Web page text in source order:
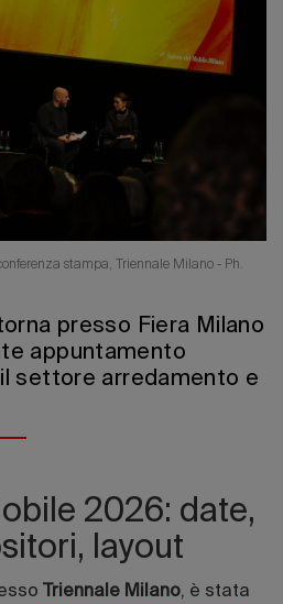
Edizione
stampa, Triennale Milano - Ph.
presso Fiera Milano
appuntamento
settore arredamento e
2026: date,
layout
Triennale Milano, è stata